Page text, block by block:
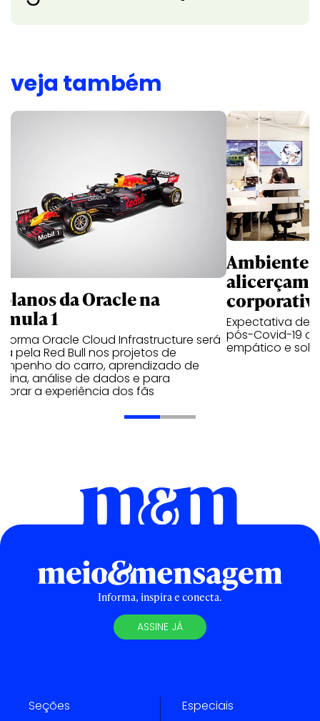
veja também
da Oracle na
1
Oracle Cloud Infrastructure será
pela Red Bull nos projetos de
do carro, aprendizado de
análise de dados e para
a experiência dos fãs
Ambientes
alicerçam
Expectativa de
pós-Covid-19
empático e
Informa, inspira e conecta.
ASSINE JÁ
Seções Especiais